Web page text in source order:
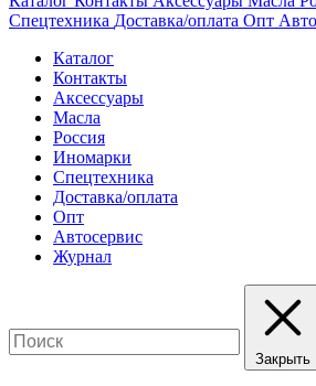
Спецтехника Доставка/оплата Опт
Каталог
Контакты
Аксессуары
Масла
Россия
Иномарки
Спецтехника
Доставка/оплата
Опт
Автосервис
Журнал
Закрыть